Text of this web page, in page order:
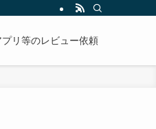
リ等のレビュー依頼